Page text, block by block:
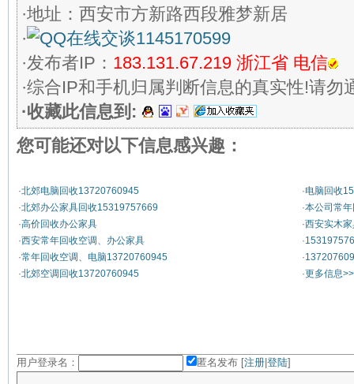
·地址：西安市方新路西段雅梦新居
·
1145170599
·发布者IP： 183.131.67.219 浙江省 电信
·综合IP和手机归属判断信息的真实性!请勿
·收藏此信息到:
您可能还对以下信息感兴趣：
·北郊电脑回收13720760945 ·电脑回收
·北郊办公家具回收15319757669 ·本公司常
·高价回收办公家具 ·西安实木
·西安常年回收空调、办公家具 ·
·常年回收空调、电脑13720760945 ·
·北郊空调回收13720760945 ·更多信息
用户登录名： 匿名发布 [注册 登陆]